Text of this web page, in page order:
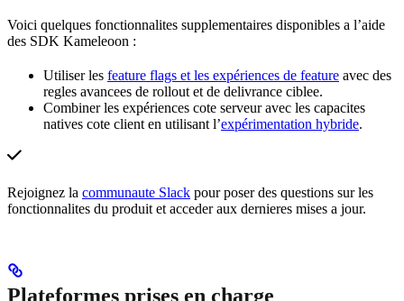
Voici quelques fonctionnalites supplementaires disponibles a l’aide
des SDK Kameleoon :
Utiliser les feature flags et les expériences de feature avec des
regles avancees de rollout et de delivrance ciblee.
Combiner les expériences cote serveur avec les capacites
natives cote client en utilisant l’expérimentation hybride.
Rejoignez la communaute Slack pour poser des questions sur les
fonctionnalites du produit et acceder aux dernieres mises a jour.
Plateformes prises en charge